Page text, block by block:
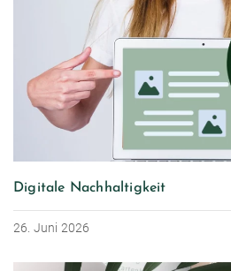
Digitale Nachhaltigkeit
26. Juni 2026